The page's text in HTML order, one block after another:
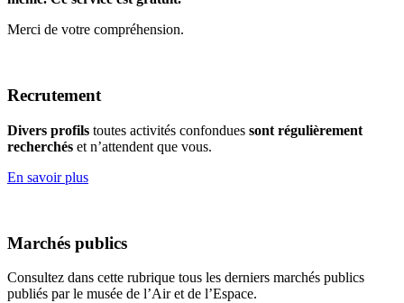
Merci de votre compréhension.
Recrutement
Divers profils toutes activités confondues sont régulièrement
recherchés et n’attendent que vous.
En savoir plus
Marchés publics
Consultez dans cette rubrique tous les derniers marchés publics
publiés par le musée de l’Air et de l’Espace.